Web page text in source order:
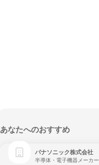
あなたへのおすすめ
パナソニック株式会社
半導体・電子機器メーカー